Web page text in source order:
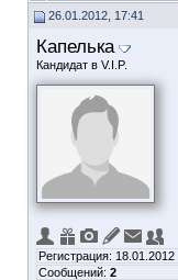
26.01.2012, 17:41
Капелька
Кандидат в V.I.P.
Регистрация: 18.01.2012
Сообщений: 2